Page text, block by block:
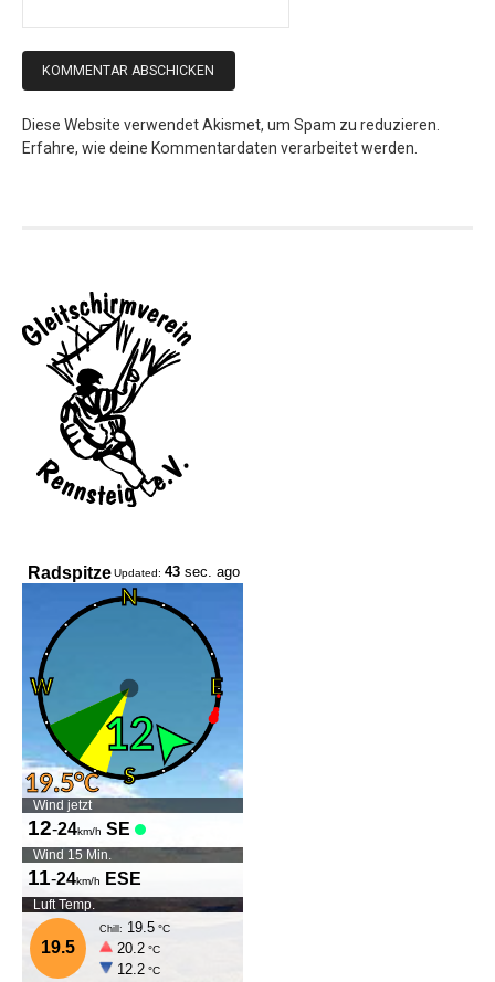
Diese Website verwendet Akismet, um Spam zu reduzieren.
Erfahre, wie deine Kommentardaten verarbeitet werden.